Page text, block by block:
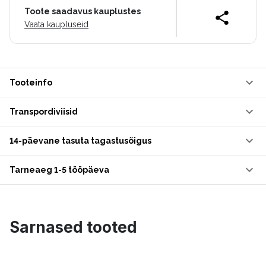
Toote saadavus kauplustes
Vaata kaupluseid
Tooteinfo
Transpordiviisid
14-päevane tasuta tagastusõigus
Tarneaeg 1-5 tööpäeva
Sarnased tooted